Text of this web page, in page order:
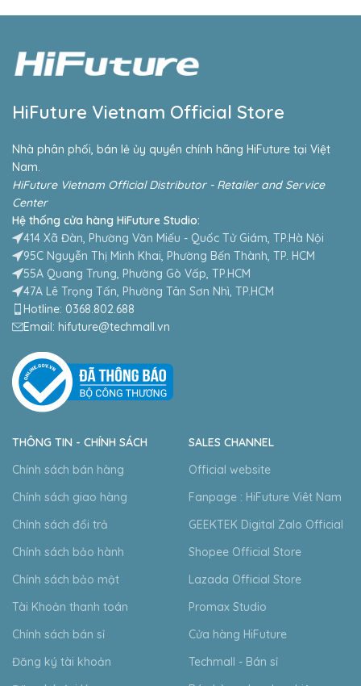
HiFuture Vietnam Official Store
Nhà phân phối, bán lẻ ủy quyền chính hãng HiFuture tại Việt
Nam.
HiFuture Vietnam Official Distributor - Retailer and Service
Center
Hệ thống cửa hàng HiFuture Studio:
414 Xã Đàn, Phường Văn Miếu - Quốc Tử Giám, TP.Hà Nội
95C Nguyễn Thị Minh Khai, Phường Bến Thành, TP. HCM
55A Quang Trung, Phường Gò Vấp, TP.HCM
47A Lê Trọng Tấn, Phường Tân Sơn Nhì, TP.HCM
Hotline: 0368.802.688
Email: hifuture@techmall.vn
THÔNG TIN - CHÍNH SÁCH
Chính sách bán hàng
Chính sách giao hàng
Chính sách đổi trả
Chính sách bảo hành
Chính sách bảo mật
Tài Khoản thanh toán
Chính sách bán sỉ
Đăng ký tài khoản
SALES CHANNEL
Official website
Fanpage : HiFuture Viêt Nam
GEEKTEK Digital Zalo Official
Shopee Official Store
Lazada Official Store
Promax Studio
Cửa hàng HiFuture
Techmall - Bán sỉ